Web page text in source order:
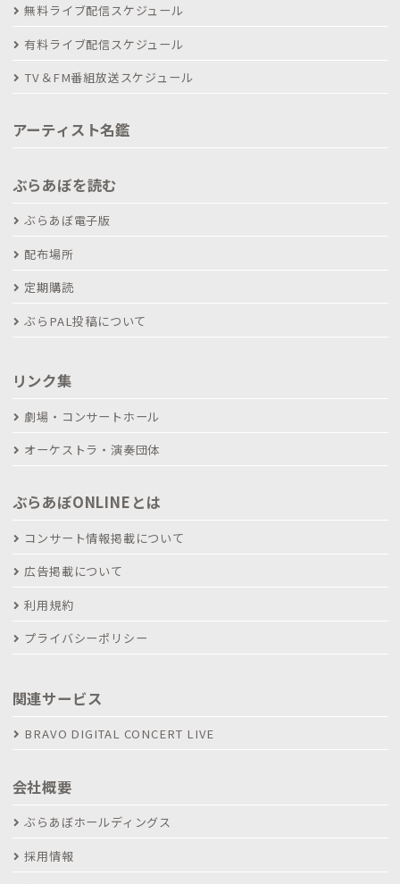
無料ライブ配信スケジュール
有料ライブ配信スケジュール
TV＆FM番組放送スケジュール
アーティスト名鑑
ぶらあぼを読む
ぶらあぼ電子版
配布場所
定期購読
ぶらPAL投稿について
リンク集
劇場・コンサートホール
オーケストラ・演奏団体
ぶらあぼONLINEとは
コンサート情報掲載について
広告掲載について
利用規約
プライバシーポリシー
関連サービス
BRAVO DIGITAL CONCERT LIVE
会社概要
ぶらあぼホールディングス
採用情報